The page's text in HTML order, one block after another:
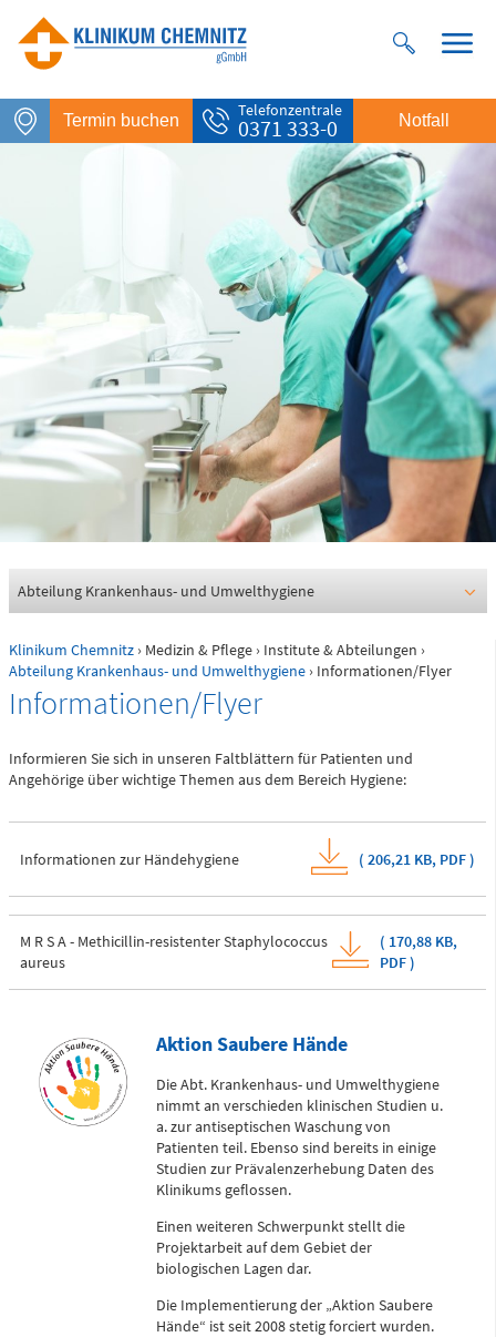
Termin buchen
Telefonzentrale
0371 333-0 Notfall
Notfall
Rettungsdienst
112
0361 730730
116117
Psychiatrische Notfallaufnahme
0371 - 333 12600
0371 - 333 12200
(Haus 8)
(0 bis 24 Uhr)
Für alle dringenden und lebensbedrohlichen medizinischen
Notfälle (Flemmingstraße 2)
0371 - 333 35500
Klinikum Chemnitz › Medizin & Pflege › Institute & Abteilungen ›
Abteilung Krankenhaus- und Umwelthygiene › Informationen/Flyer
Informationen/Flyer
Informieren Sie sich in unseren Faltblättern für Patienten und
Angehörige über wichtige Themen aus dem Bereich Hygiene:
Informationen zur Händehygiene ( 206,21 KB, PDF)
M R S A - Methicillin-resistenter Staphylococcus
aureus
( 170,88 KB,
PDF)
Aktion Saubere Hände
Die Abt. Krankenhaus- und Umwelthygiene
nimmt an verschieden klinischen Studien u.
a. zur antiseptischen Waschung von
Patienten teil. Ebenso sind bereits in einige
Studien zur Prävalenzerhebung Daten des
Klinikums geflossen.
Einen weiteren Schwerpunkt stellt die
Projektarbeit auf dem Gebiet der
biologischen Lagen dar.
Die Implementierung der „Aktion Saubere
Hände“ ist seit 2008 stetig forciert wurden.
Abteilung Krankenhaus- und Umwelthygiene